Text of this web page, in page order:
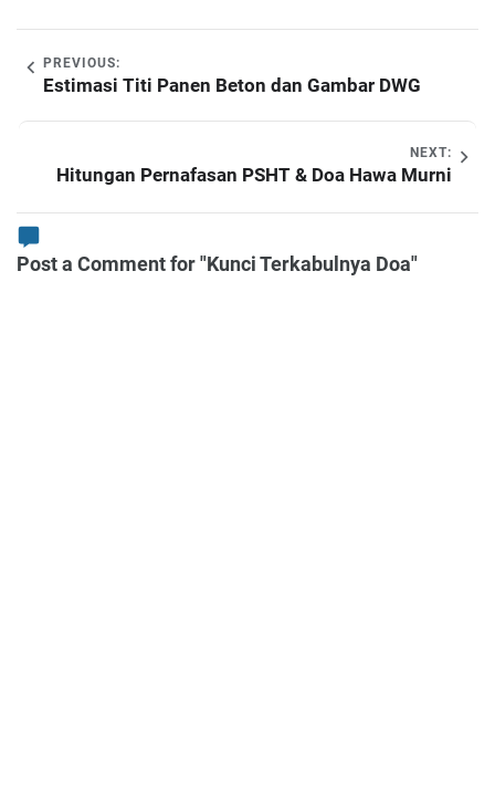
PREVIOUS:
Estimasi Titi Panen Beton dan Gambar DWG
NEXT:
Hitungan Pernafasan PSHT & Doa Hawa Murni
Post a Comment for "Kunci Terkabulnya Doa"